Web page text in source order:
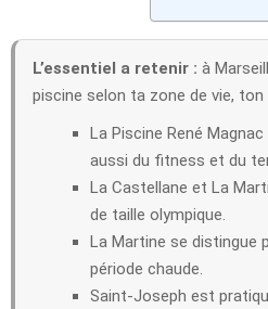
L’essentiel a retenir : à
piscine selon ta zone de vie, ton
La Piscine René
aussi du fitness et du
La Castellane et La
de taille olympique.
La Martine se distingue
période chaude.
Saint-Joseph est